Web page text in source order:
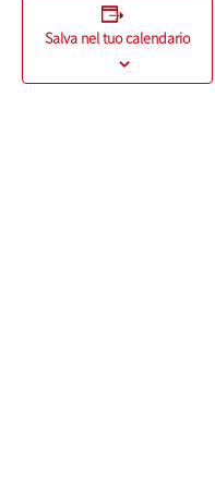
Salva nel tuo calendario